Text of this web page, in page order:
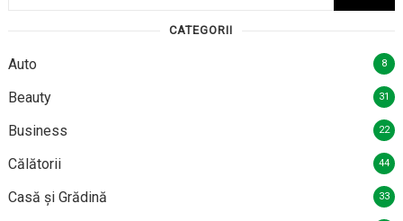
CATEGORII
Auto 8
Beauty 31
Business 22
Călătorii 44
Casă și Grădină 33